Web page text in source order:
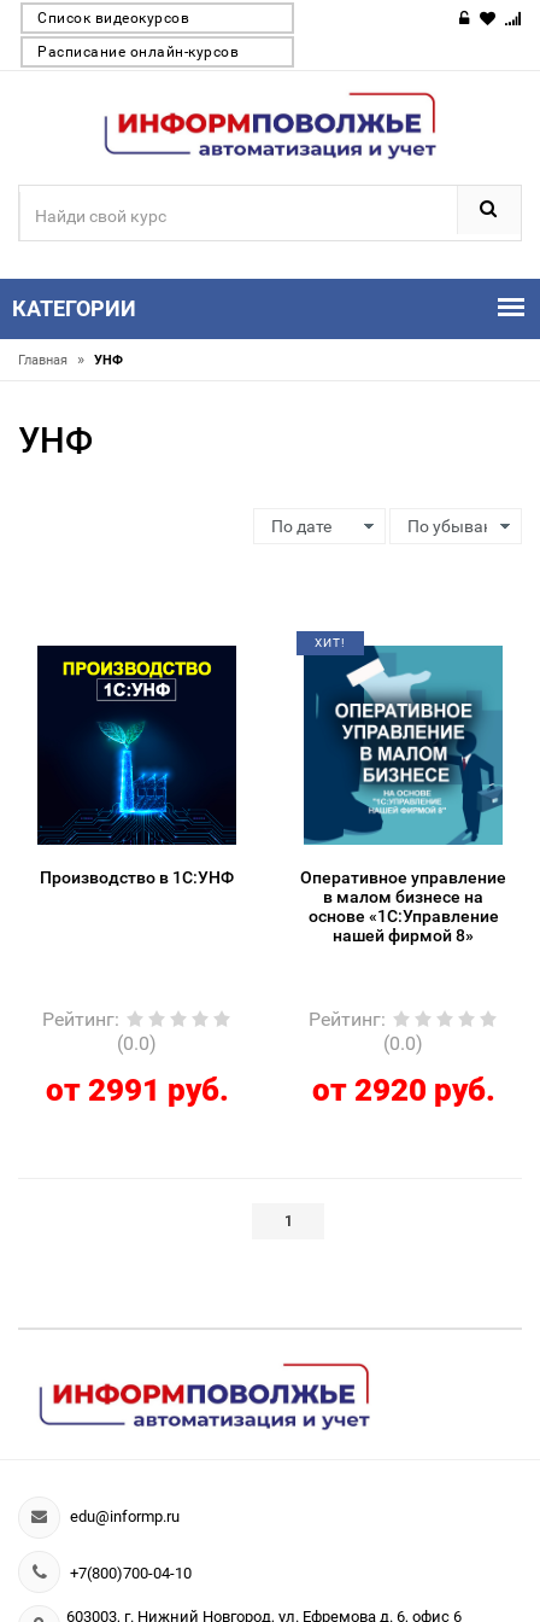
Список видеокурсов
Расписание онлайн-курсов
КАТЕГОРИИ
Главная » УНФ
УНФ
Производство в 1С:УНФ
Рейтинг:
(0.0)
от 2991 руб.
ХИТ!
Оперативное управление
в малом бизнесе на
основе «1С:Управление
нашей фирмой 8»
Рейтинг:
(0.0)
от 2920 руб.
1
edu@informp.ru
+7(800)700-04-10
603003, г. Нижний Новгород, ул. Ефремова д. 6, офис 6